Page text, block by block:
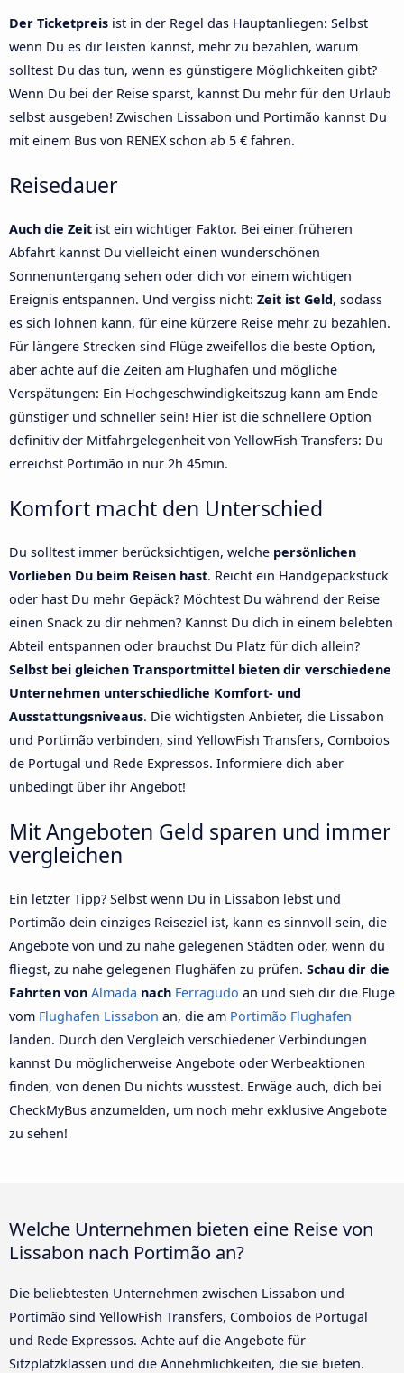
Der Ticketpreis ist in der Regel das Hauptanliegen: Selbst
wenn Du es dir leisten kannst, mehr zu bezahlen, warum
solltest Du das tun, wenn es günstigere Möglichkeiten gibt?
Wenn Du bei der Reise sparst, kannst Du mehr für den Urlaub
selbst ausgeben! Zwischen Lissabon und Portimão kannst Du
mit einem Bus von RENEX schon ab 5 € fahren.
Reisedauer
Auch die Zeit ist ein wichtiger Faktor. Bei einer früheren
Abfahrt kannst Du vielleicht einen wunderschönen
Sonnenuntergang sehen oder dich vor einem wichtigen
Ereignis entspannen. Und vergiss nicht: Zeit ist Geld, sodass
es sich lohnen kann, für eine kürzere Reise mehr zu bezahlen.
Für längere Strecken sind Flüge zweifellos die beste Option,
aber achte auf die Zeiten am Flughafen und mögliche
Verspätungen: Ein Hochgeschwindigkeitszug kann am Ende
günstiger und schneller sein! Hier ist die schnellere Option
definitiv der Mitfahrgelegenheit von YellowFish Transfers: Du
erreichst Portimão in nur 2h 45min.
Komfort macht den Unterschied
Du solltest immer berücksichtigen, welche persönlichen
Vorlieben Du beim Reisen hast. Reicht ein Handgepäckstück
oder hast Du mehr Gepäck? Möchtest Du während der Reise
einen Snack zu dir nehmen? Kannst Du dich in einem belebten
Abteil entspannen oder brauchst Du Platz für dich allein?
Selbst bei gleichen Transportmittel bieten dir verschiedene
Unternehmen unterschiedliche Komfort- und
Ausstattungsniveaus. Die wichtigsten Anbieter, die Lissabon
und Portimão verbinden, sind YellowFish Transfers, Comboios
de Portugal und Rede Expressos. Informiere dich aber
unbedingt über ihr Angebot!
Mit Angeboten Geld sparen und immer
vergleichen
Ein letzter Tipp? Selbst wenn Du in Lissabon lebst und
Portimão dein einziges Reiseziel ist, kann es sinnvoll sein, die
Angebote von und zu nahe gelegenen Städten oder, wenn du
fliegst, zu nahe gelegenen Flughäfen zu prüfen. Schau dir die
Fahrten von Almada nach Ferragudo an und sieh dir die Flüge
vom Flughafen Lissabon an, die am Portimão Flughafen
landen. Durch den Vergleich verschiedener Verbindungen
kannst Du möglicherweise Angebote oder Werbeaktionen
finden, von denen Du nichts wusstest. Erwäge auch, dich bei
CheckMyBus anzumelden, um noch mehr exklusive Angebote
zu sehen!
Welche Unternehmen bieten eine Reise von
Lissabon nach Portimão an?
Die beliebtesten Unternehmen zwischen Lissabon und
Portimão sind YellowFish Transfers, Comboios de Portugal
und Rede Expressos. Achte auf die Angebote für
Sitzplatzklassen und die Annehmlichkeiten, die sie bieten.